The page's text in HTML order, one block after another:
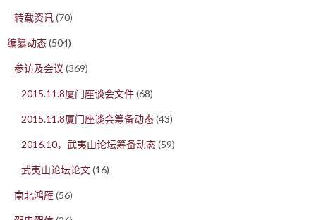
转载资讯(70)
编纂动态(504)
参访及会议 (369)
2015.11.8厦门座谈会文件(68)
2015.11.8厦门座谈会筹备动态(43)
2016.10，武夷山论坛筹备动态(59)
武夷山论坛论文(16)
南北鸿雁(56)